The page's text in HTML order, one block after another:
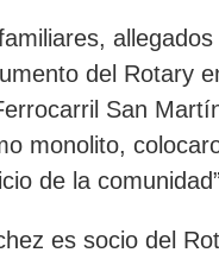
del Rotary
San
monolito,
de la
es socio del